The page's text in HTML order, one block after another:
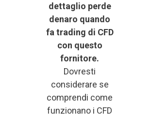
dettaglio perde
denaro quando
fa trading di CFD
con questo
fornitore.
Dovresti
considerare se
comprendi come
funzionano i CFD